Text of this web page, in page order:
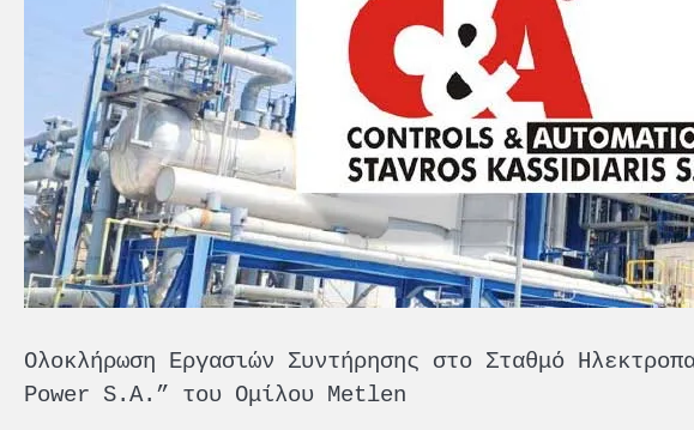
Ολοκλήρωση Εργασιών Συντήρησης στο Σταθμό
Power S.A.” του Ομίλου Metlen